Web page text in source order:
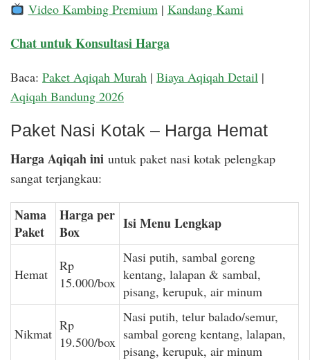
Video Kambing Premium| Kandang Kami
Chat untuk Konsultasi Harga
Baca: Paket Aqiqah Murah | Biaya Aqiqah Detail |
Aqiqah Bandung 2026
Paket Nasi Kotak – Harga Hemat
Harga Aqiqah ini untuk paket nasi kotak pelengkap
sangat terjangkau:
Nama
Paket
Harga per
Box
Isi Menu Lengkap
Hemat
Rp
15.000/box
Nasi putih, sambal goreng
kentang, lalapan & sambal,
pisang, kerupuk, air minum
Nikmat
Rp
19.500/box
Nasi putih, telur balado/semur,
sambal goreng kentang, lalapan,
pisang, kerupuk, air minum